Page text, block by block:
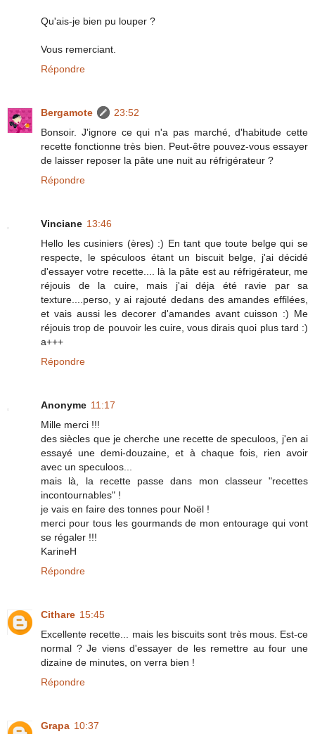
Qu'ais-je bien pu louper ?
Vous remerciant.
Répondre
Bergamote
23:52
Bonsoir. J'ignore ce qui n'a pas marché, d'habitude cette
recette fonctionne très bien. Peut-être pouvez-vous essayer
de laisser reposer la pâte une nuit au réfrigérateur ?
Répondre
Vinciane 13:46
Hello les cusiniers (ères) :) En tant que toute belge qui se
respecte, le spéculoos étant un biscuit belge, j'ai décidé
d'essayer votre recette.... là la pâte est au réfrigérateur, me
réjouis de la cuire, mais j'ai déja été ravie par sa
texture....perso, y ai rajouté dedans des amandes effilées,
et vais aussi les decorer d'amandes avant cuisson :) Me
réjouis trop de pouvoir les cuire, vous dirais quoi plus tard :)
a+++
Répondre
Anonyme 11:17
Mille merci !!!
des siècles que je cherche une recette de speculoos, j'en ai
essayé une demi-douzaine, et à chaque fois, rien avoir
avec un speculoos...
mais là, la recette passe dans mon classeur "recettes
incontournables" !
je vais en faire des tonnes pour Noël !
merci pour tous les gourmands de mon entourage qui vont
se régaler !!!
KarineH
Répondre
Cithare 15:45
Excellente recette... mais les biscuits sont très mous. Est-ce
normal ? Je viens d'essayer de les remettre au four une
dizaine de minutes, on verra bien !
Répondre
Grapa 10:37